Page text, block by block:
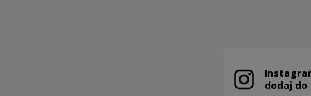
dodaj do
Uwaga, link